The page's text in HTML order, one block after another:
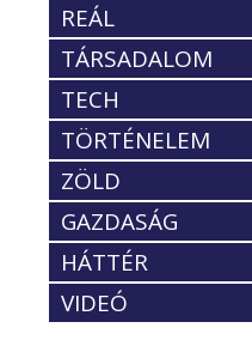
REÁL
TÁRSADALOM
TECH
TÖRTÉNELEM
ZÖLD
GAZDASÁG
HÁTTÉR
VIDEÓ